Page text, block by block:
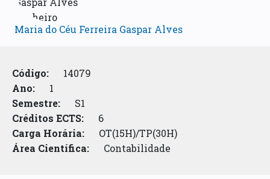
Maria do Céu Ferreira Gaspar Alves
Código:
14079
Ano:
1
Semestre:
S1
Créditos ECTS:
6
Carga Horária:
OT(15H)/TP(30H)
Área Científica:
Contabilidade